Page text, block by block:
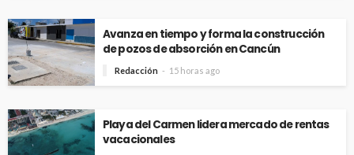
Avanza en tiempo y forma la construcción
de pozos de absorción en Cancún
Redacción 15 horas ago
Playa del Carmen lidera mercado de rentas
vacacionales